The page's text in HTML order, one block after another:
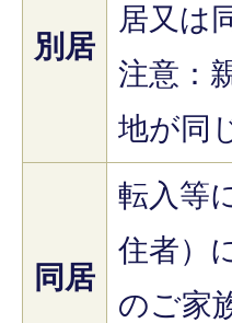
別居
居又は
注意：
地が同
同居
転入等
住者）
のご家